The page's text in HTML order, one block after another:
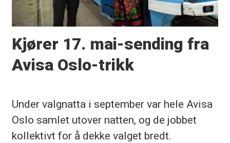
Kjører 17. mai-sending fra
Avisa Oslo-trikk
Under valgnatta i september var hele Avisa
Oslo samlet utover natten, og de jobbet
kollektivt for å dekke valget bredt.